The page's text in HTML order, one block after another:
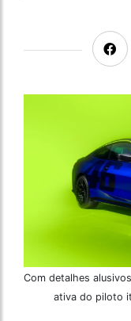
Com detalhes
ativa do piloto